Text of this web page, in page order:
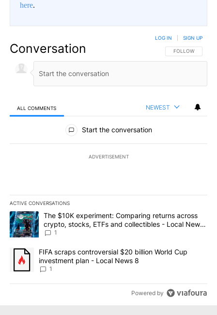
here.
Conversation FOLLOW THIS
FOLLOW
LOG IN SIGN UP
ALL COMMENTS NEWEST
All Comments
Start the conversation
ADVERTISEMENT
ACTIVE CONVERSATIONS
The following is a list of the most commented articles in the last
A trending article titled "The $10K experiment: Comparing
The $10K experiment: Comparing returns across
crypto, stocks, ETFs and collectibles - Local News
8
1
A trending article titled "FIFA scraps controversial $20 billion
FIFA scraps controversial $20 billion World Cup
investment plan - Local News 8
1
Powered by